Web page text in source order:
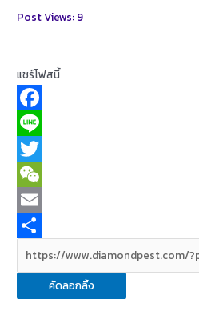
Post Views: 9
แชร์โฟสนี้
F
a
c
e
b
o
k
L
n
e
T
w
t
e
W
e
h
a
E
m
a
i
h
a
คัดลอกลิ้ง